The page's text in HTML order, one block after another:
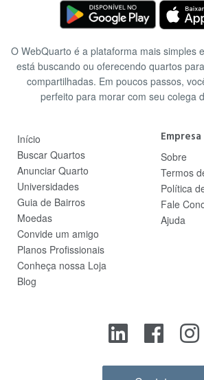
O WebQuarto é a plataforma mais simples
está buscando ou oferecendo quartos
compartilhadas. Em poucos passos,
perfeito para morar com seu colega
Início
Buscar Quartos
Anunciar Quarto
Universidades
Guia de Bairros
Moedas
Convide um amigo
Planos Profissionais
Conheça nossa Loja
Blog
Empresa
Sobre
Termos
Política
Fale
Ajuda